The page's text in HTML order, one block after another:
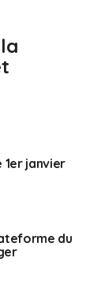
1er janvier
du